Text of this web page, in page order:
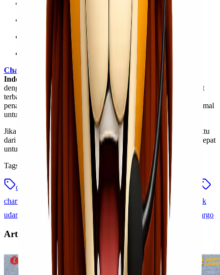
Jadwal sesuai kebutuhan
Aman & minim risiko
Cocok untuk proyek & kebutuhan urgent
Efisien untuk pengiriman skala besar
Charter Freighter Rute Jakarta – Makassar
Termurah di
Indonesia
adalah solusi terbaik untuk pengiriman cargo udara
dengan kebutuhan khusus, volume besar, dan waktu yang sangat
terbatas. Dengan pesawat kargo khusus, jadwal fleksibel, serta
penanganan profesional, layanan ini memberikan efisiensi maksimal
untuk kebutuhan logistik strategis.
Jika Anda membutuhkan pengiriman cepat, aman, dan tepat waktu
dari Jakarta ke Makassar, charter freighter adalah pilihan paling tepat
untuk memastikan barang sampai tanpa kompromi.
Tags
charter cargo termurah
charter freighter jakarta makassar
charter pesawat kargo indonesia
heavy cargo udara
logistik
udara terpercaya
pengiriman cargo udara sewa pesawat cargo
Artikel Terkait